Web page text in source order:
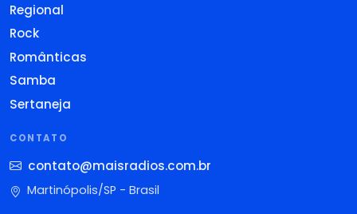
Regional
Rock
Românticas
Samba
Sertaneja
CONTATO
contato@maisradios.com.br
Martinópolis/SP - Brasil